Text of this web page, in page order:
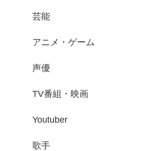
芸能
アニメ・ゲーム
声優
TV番組・映画
Youtuber
歌手